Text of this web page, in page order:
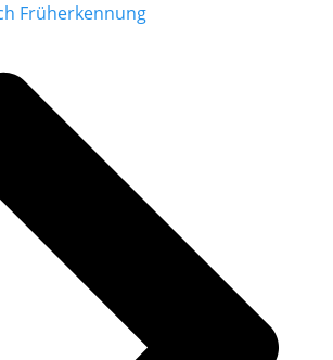
Früherkennung